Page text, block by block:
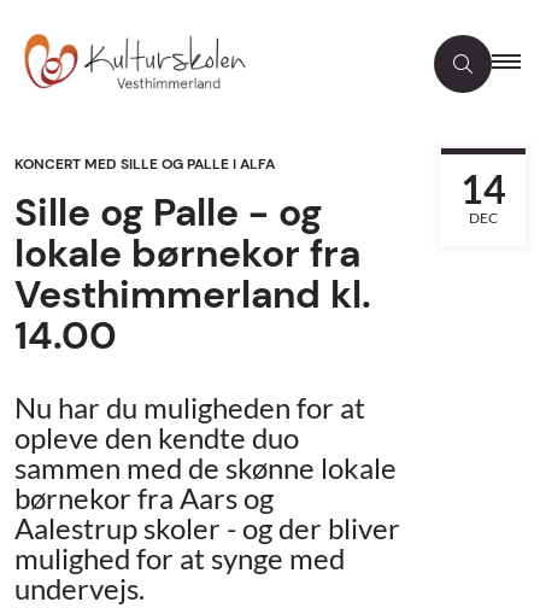
KONCERT MED SILLE OG PALLE I ALFA
Sille og Palle - og
lokale børnekor fra
Vesthimmerland kl.
14.00
14
DEC
Nu har du muligheden for at
opleve den kendte duo
sammen med de skønne lokale
børnekor fra Aars og
Aalestrup skoler - og der bliver
mulighed for at synge med
undervejs.